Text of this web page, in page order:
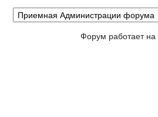
Форум работает на